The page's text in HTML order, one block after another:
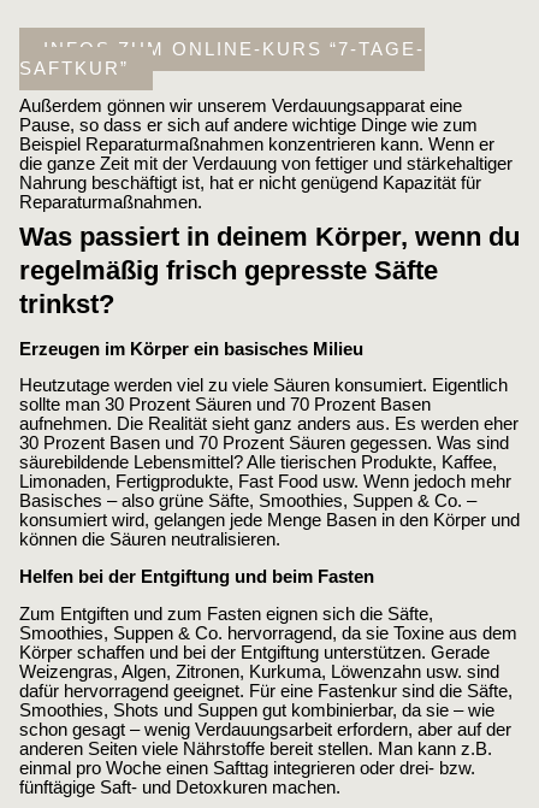
INFOS ZUM ONLINE-KURS “7-TAGE-
SAFTKUR”
Außerdem gönnen wir unserem Verdauungsapparat eine
Pause, so dass er sich auf andere wichtige Dinge wie zum
Beispiel Reparaturmaßnahmen konzentrieren kann. Wenn er
die ganze Zeit mit der Verdauung von fettiger und stärkehaltiger
Nahrung beschäftigt ist, hat er nicht genügend Kapazität für
Reparaturmaßnahmen.
Was passiert in deinem Körper, wenn du
regelmäßig frisch gepresste Säfte
trinkst?
Erzeugen im Körper ein basisches Milieu
Heutzutage werden viel zu viele Säuren konsumiert. Eigentlich
sollte man 30 Prozent Säuren und 70 Prozent Basen
aufnehmen. Die Realität sieht ganz anders aus. Es werden eher
30 Prozent Basen und 70 Prozent Säuren gegessen. Was sind
säurebildende Lebensmittel? Alle tierischen Produkte, Kaffee,
Limonaden, Fertigprodukte, Fast Food usw. Wenn jedoch mehr
Basisches – also grüne Säfte, Smoothies, Suppen & Co. –
konsumiert wird, gelangen jede Menge Basen in den Körper und
können die Säuren neutralisieren.
Helfen bei der Entgiftung und beim Fasten
Zum Entgiften und zum Fasten eignen sich die Säfte,
Smoothies, Suppen & Co. hervorragend, da sie Toxine aus dem
Körper schaffen und bei der Entgiftung unterstützen. Gerade
Weizengras, Algen, Zitronen, Kurkuma, Löwenzahn usw. sind
dafür hervorragend geeignet. Für eine Fastenkur sind die Säfte,
Smoothies, Shots und Suppen gut kombinierbar, da sie – wie
schon gesagt – wenig Verdauungsarbeit erfordern, aber auf der
anderen Seiten viele Nährstoffe bereit stellen. Man kann z.B.
einmal pro Woche einen Safttag integrieren oder drei- bzw.
fünftägige Saft- und Detoxkuren machen.